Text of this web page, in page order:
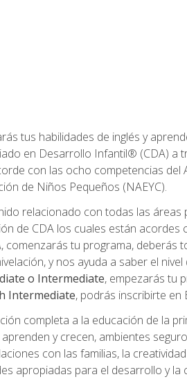
tus habilidades de inglés y
en Desarrollo Infantil® (CDA) a
con las ocho competencias
de Niños Pequeños (NAEYC).
relacionado con todas las
de CDA los cuales están acordes
tu programa, deberás
y nos ayuda a saber el
o Intermediate, empezarás tu
Intermediate, podrás inscribirte en
completa a la educación de la
y crecen, ambientes
con las familias, la
apropiadas para el desarrollo y